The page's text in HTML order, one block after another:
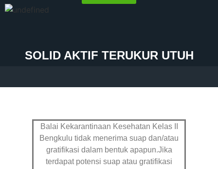
SOLID AKTIF TERUKUR UTUH
Balai Kekarantinaan Kesehatan Kelas II
Bengkulu tidak menerima suap dan/atau
gratifikasi dalam bentuk apapun.Jika
terdapat potensi suap atau gratifikasi